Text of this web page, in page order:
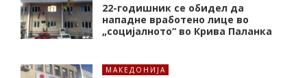
22-годишник се обидел да
нападне вработено лице во
„социјалното“ во Крива Паланка
МАКЕДОНИЈА